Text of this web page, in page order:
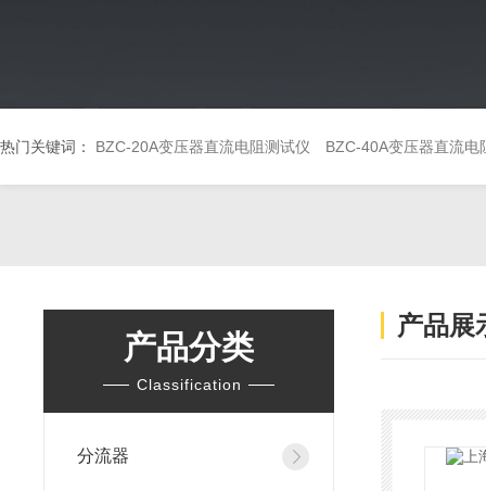
热门关键词： BZC-20A变压器直流电阻测试仪 BZC-40A变压器直流电
产品分类
Classification
分流器
产品展